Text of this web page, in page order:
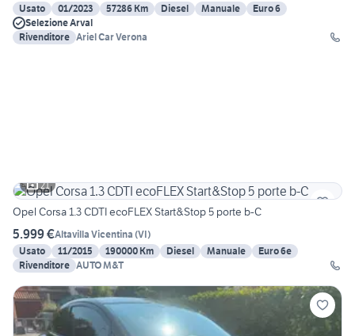
Usato 01/2023 57286 Km Diesel Manuale
Euro 6
Selezione Arval
Rivenditore Ariel Car Verona
21
Opel Corsa 1.3 CDTI ecoFLEX Start&Stop 5 porte b-C
5.999 €Altavilla Vicentina (VI)
Usato
11/2015 190000 Km Diesel Manuale
Euro 6e
Rivenditore AUTO M&T